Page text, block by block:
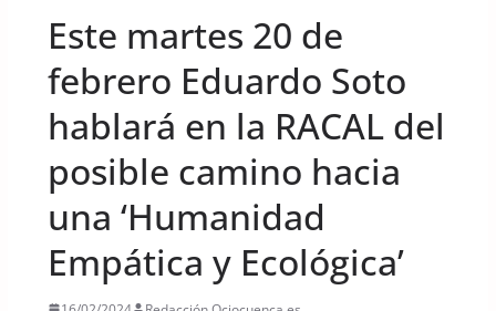
Este martes 20 de
febrero Eduardo Soto
hablará en la RACAL del
posible camino hacia
una ‘Humanidad
Empática y Ecológica’